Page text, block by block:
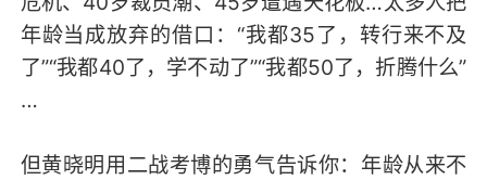
年龄当成放弃的借口：“我都35了，转行来不及
了”“我都40了，学不动了”“我都50了，折腾什么”
…
但黄晓明用二战考博的勇气告诉你：年龄从来不